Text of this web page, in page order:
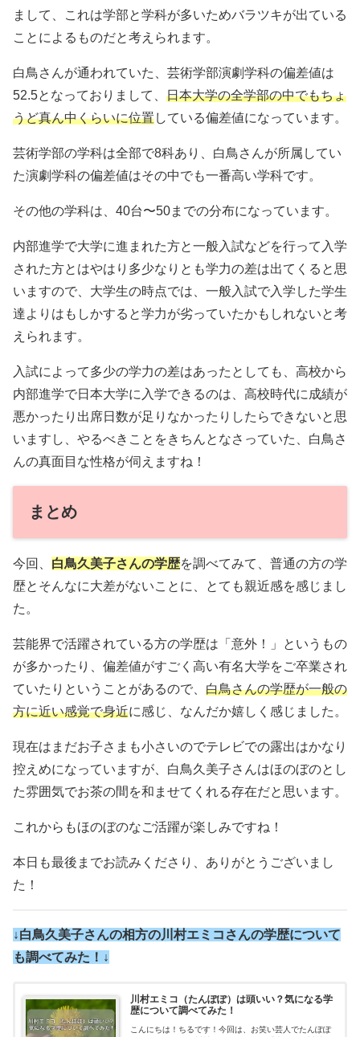
まして、これは学部と学科が多いためバラツキが出ている
ことによるものだと考えられます。
白鳥さんが通われていた、芸術学部演劇学科の偏差値は
52.5となっておりまして、 日本大学の全学部の中でもちょ
うど真ん中くらいに位置している偏差値になっています。
芸術学部の学科は全部で8科あり、白鳥さんが所属してい
た演劇学科の偏差値はその中でも一番高い学科です。
その他の学科は、40台〜50までの分布になっています。
内部進学で大学に進まれた方と一般入試などを行って入学
された方とはやはり多少なりとも学力の差は出てくると思
いますので、大学生の時点では、一般入試で入学した学生
達よりはもしかすると学力が劣っていたかもしれないと考
えられます。
入試によって多少の学力の差はあったとしても、高校から
内部進学で日本大学に入学できるのは、高校時代に成績が
悪かったり出席日数が足りなかったりしたらできないと思
いますし、やるべきことをきちんとなさっていた、白鳥さ
んの真面目な性格が伺えますね！
まとめ
今回、 白鳥久美子さんの学歴を調べてみて、普通の方の学
歴とそんなに大差がないことに、とても親近感を感じまし
た。
芸能界で活躍されている方の学歴は「意外！」というもの
が多かったり、偏差値がすごく高い有名大学をご卒業され
ていたりということがあるので、 白鳥さんの学歴が一般の
方に近い感覚で身近に感じ、なんだか嬉しく感じました。
現在はまだお子さまも小さいのでテレビでの露出はかなり
控えめになっていますが、白鳥久美子さんはほのぼのとし
た雰囲気でお茶の間を和ませてくれる存在だと思います。
これからもほのぼのなご活躍が楽しみですね！
本日も最後までお読みくださり、ありがとうございまし
た！
↓白鳥久美子さんの相方の川村エミコさんの学歴について
も調べてみた！↓
川村エミコ（たんぽぽ）は頭いい？気になる学
歴について調べてみた！
こんにちは！ちるです！今回は、お笑い芸人でたんぽぽ